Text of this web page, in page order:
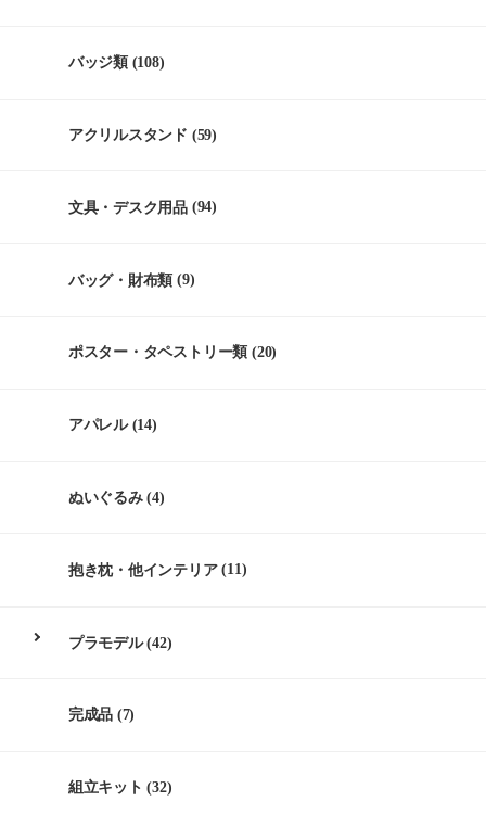
バッジ類(108)
アクリルスタンド (59)
文具・デスク用品 (94)
バッグ・財布類 (9)
ポスター・タペストリー類 (20)
アパレル(14)
ぬいぐるみ(4)
抱き枕・他インテリア(11)
プラモデル(42)
完成品 (7)
組立キット (32)